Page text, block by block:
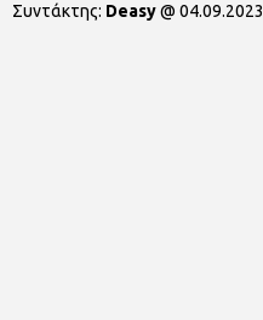
Συντάκτης: Deasy@ 04.09.2023